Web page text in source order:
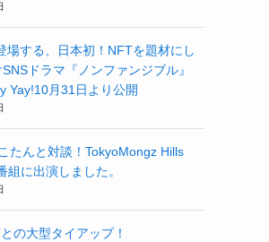
場する、日本初！NFTを題材にし
ドラマ『ノンファンジブル』
Yay!10月31日より公開
たんと対談！TokyoMongz Hills
組に出演しました。
の大型タイアップ！